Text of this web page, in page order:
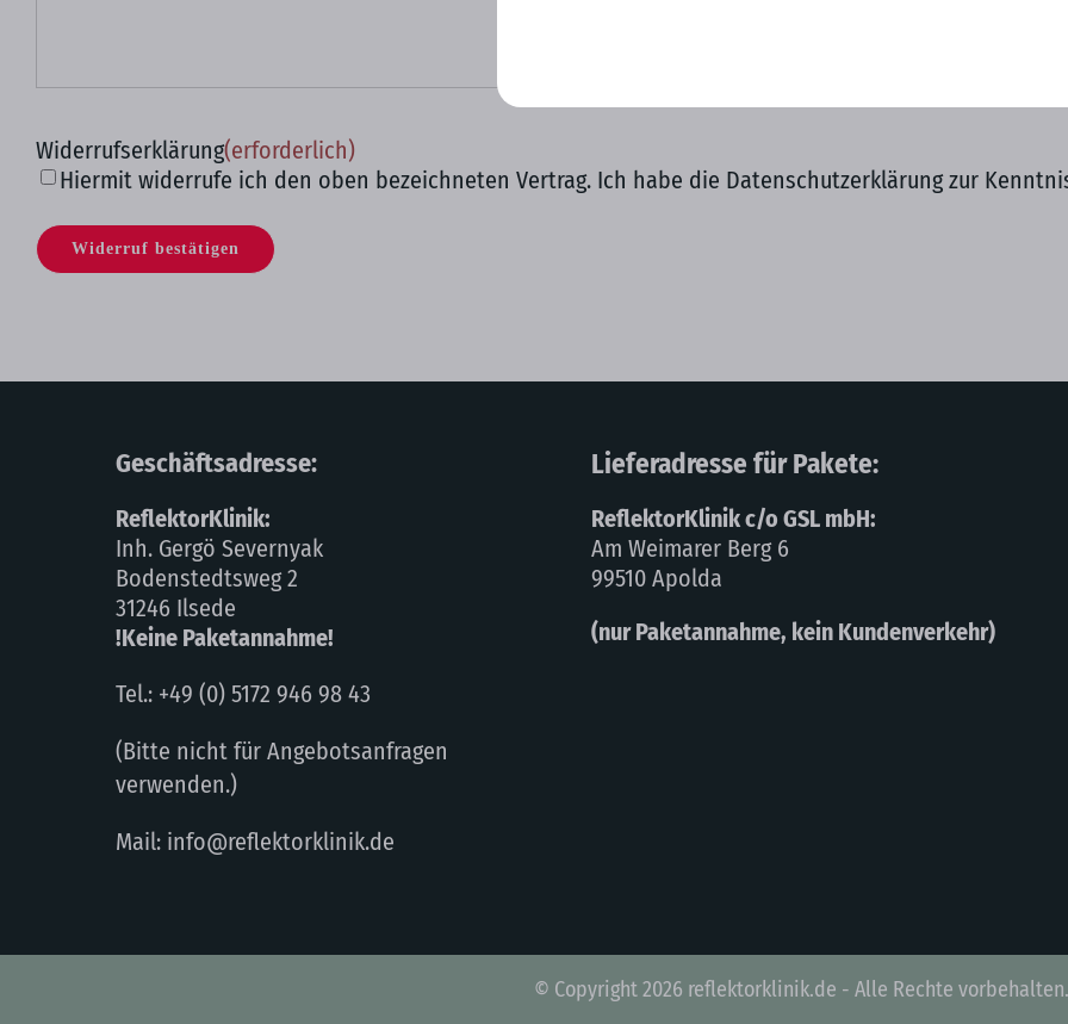
Widerrufserklärung(erforderlich)
Hiermit widerrufe ich den oben bezeichneten Vertrag. Ich habe die Datenschutzerklärung zur
Geschäftsadresse:
ReflektorKlinik:
Inh. Gergö Severnyak
Bodenstedtsweg 2
31246 Ilsede
!Keine Paketannahme!
Tel.: +49 (0) 5172 946 98 43
(Bitte nicht für Angebotsanfragen
verwenden.)
Mail: info@reflektorklinik.de
Lieferadresse für Pakete:
ReflektorKlinik c/o GSL mbH:
Am Weimarer Berg 6
99510 Apolda
(nur Paketannahme, kein Kundenverkehr)
© Copyright 2026 reflektorklinik.de - Alle Rechte vorbehalten.